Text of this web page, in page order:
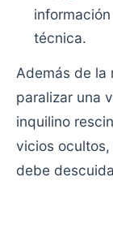
técnica.
Además de la
paralizar una
inquilino
vicios
debe